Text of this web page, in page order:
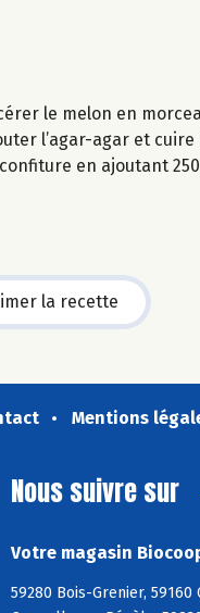
le melon en
l’agar-agar et
en ajoutant
la recette
Mentions
Nous suivre sur
Votre magasin
59280 Bois-Grenier,